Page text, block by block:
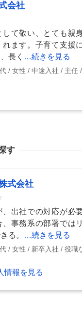
会社
して敬い、とても親
れます。子育て支援
長く …続きを見る
女性 中途入社 主任
す
式会社
出社での対応が必
事務系の部署では
る。
…続きを見る
女性 新卒入社
役職
情報を見る